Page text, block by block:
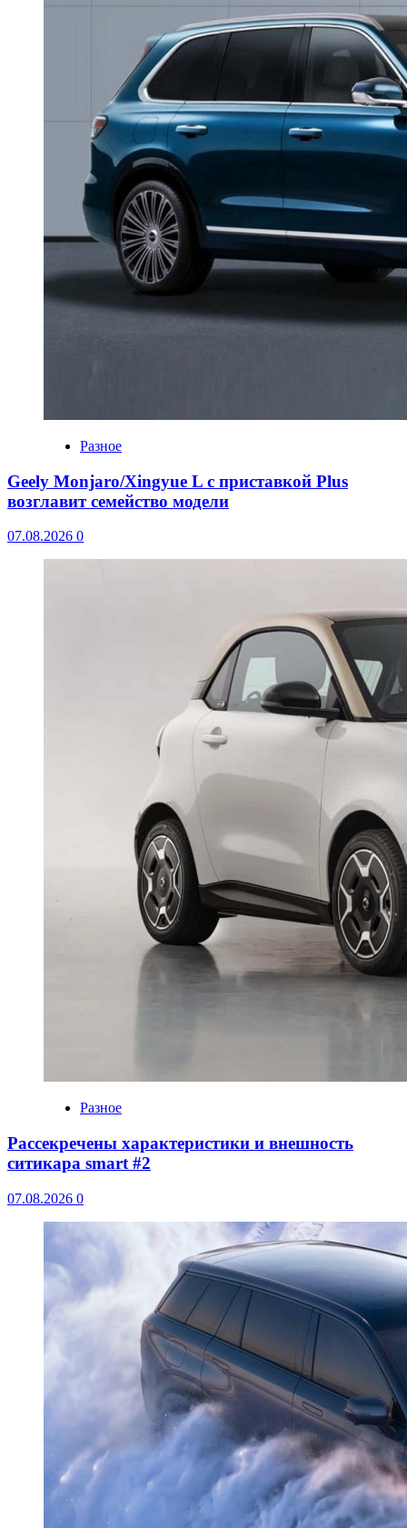
Разное
Geely Monjaro/Xingyue L с приставкой Plus
возглавит семейство модели
07.08.2026 0
Разное
Рассекречены характеристики и внешность
ситикара smart #2
07.08.2026 0